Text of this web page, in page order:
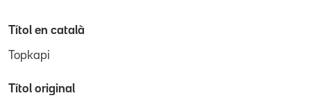
Títol en català
Topkapi
Títol original